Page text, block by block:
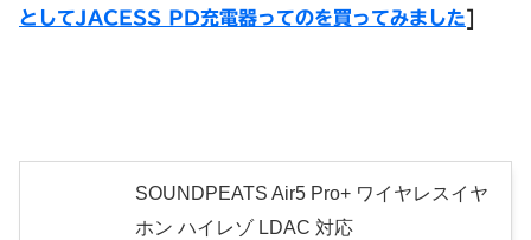
としてJACESS PD充電器ってのを買ってみました]
SOUNDPEATS Air5 Pro+ ワイヤレスイヤ
ホン ハイレゾ LDAC 対応